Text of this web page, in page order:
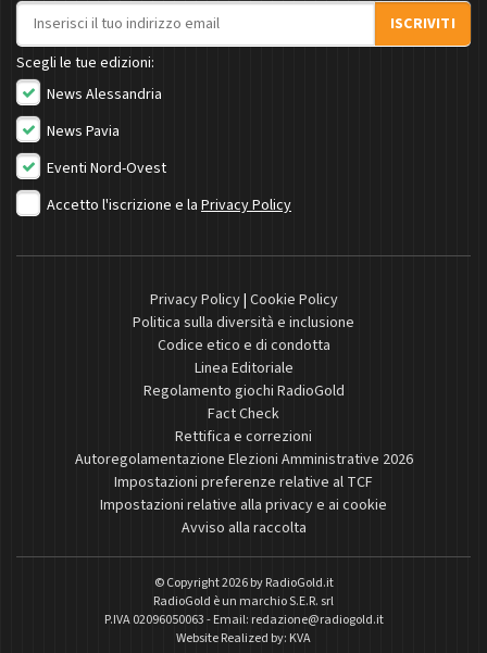
Indirizzo email
ISCRIVITI
Scegli le tue edizioni:
News Alessandria
News Pavia
Eventi Nord-Ovest
Accetto l'iscrizione e la Privacy Policy
Privacy Policy| Cookie Policy
Politica sulla diversità e inclusione
Codice etico e di condotta
Linea Editoriale
Regolamento giochi RadioGold
Fact Check
Rettifica e correzioni
Autoregolamentazione Elezioni Amministrative 2026
Impostazioni preferenze relative al TCF
Impostazioni relative alla privacy e ai cookie
Avviso alla raccolta
© Copyright 2026 byRadioGold.it
RadioGold è un marchio S.E.R. srl
P.IVA 02096050063 - Email: redazione@radiogold.it
Website Realized by: KVA